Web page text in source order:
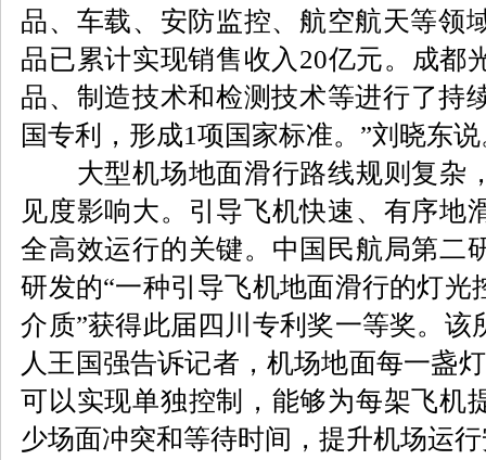
品、车载、安防监控、航空航天等领
品已累计实现销售收入20亿元。成都
品、制造技术和检测技术等进行了持
国专利，形成1项国家标准。”刘晓东
大型机场地面滑行路线规则复杂
见度影响大。引导飞机快速、有序地
全高效运行的关键。中国民航局第二
研发的“一种引导飞机地面滑行的灯光
介质”获得此届四川专利奖一等奖。该
人王国强告诉记者，机场地面每一盏
可以实现单独控制，能够为每架飞机
少场面冲突和等待时间，提升机场运